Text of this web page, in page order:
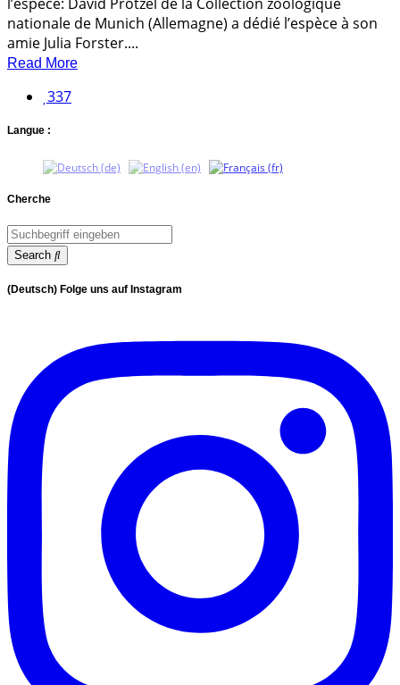
l’espèce: David Prötzel de la Collection zoologique
nationale de Munich (Allemagne) a dédié l’espèce à son
amie Julia Forster....
Read More
337
Langue :
Cherche
Search
(Deutsch) Folge uns auf Instagram